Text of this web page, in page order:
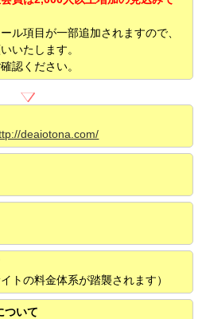
ル項目が一部追加されますので、
いたします。
認ください。
deaiotona.com/
トの料金体系が踏襲されます）
ついて